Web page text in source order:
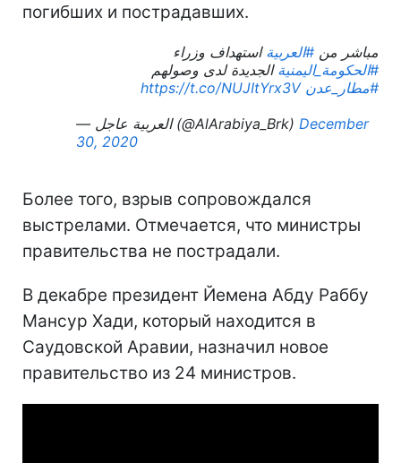
погибших и пострадавших.
مباشر من #العربية استهداف وزراء
#الحكومة_اليمنية الجديدة لدى وصولهم
#مطار_عدن https://t.co/NUJItYrx3V
— العربية عاجل (@AlArabiya_Brk) December
30, 2020
Более того, взрыв сопровождался
выстрелами. Отмечается, что министры
правительства не пострадали.
В декабре президент Йемена Абду Раббу
Мансур Хади, который находится в
Саудовской Аравии, назначил новое
правительство из 24 министров.